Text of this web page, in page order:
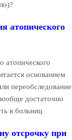
атопического
атопического
основанием
переобследование
достаточно
в больниц
отсрочку при